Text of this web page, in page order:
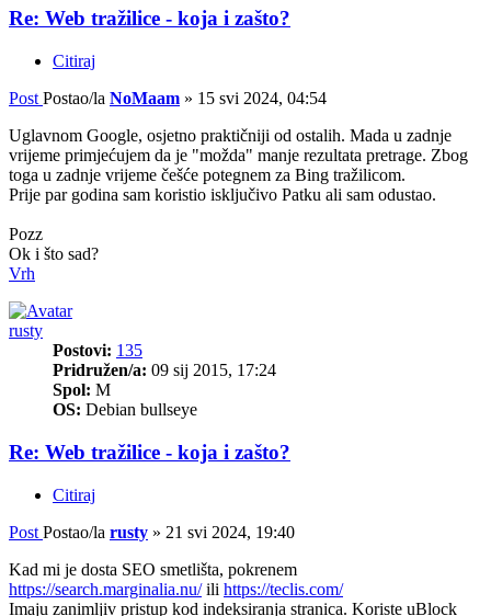
Re: Web tražilice - koja i zašto?
Citiraj
Post Postao/la NoMaam » 15 svi 2024, 04:54
Uglavnom Google, osjetno praktičniji od ostalih. Mada u zadnje
vrijeme primjećujem da je "možda" manje rezultata pretrage. Zbog
toga u zadnje vrijeme češće potegnem za Bing tražilicom.
Prije par godina sam koristio isključivo Patku ali sam odustao.
Pozz
Ok i što sad?
Vrh
rusty
Postovi: 135
Pridružen/a: 09 sij 2015, 17:24
Spol: M
OS: Debian bullseye
Re: Web tražilice - koja i zašto?
Citiraj
Post Postao/la rusty » 21 svi 2024, 19:40
Kad mi je dosta SEO smetlišta, pokrenem
https://search.marginalia.nu/ili https://teclis.com/
Imaju zanimljiv pristup kod indeksiranja stranica. Koriste uBlock